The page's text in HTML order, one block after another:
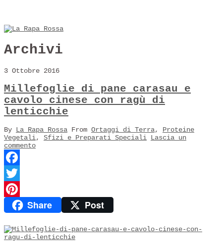
Archivi
3 Ottobre 2016
Millefoglie di pane carasau e
cavolo cinese con ragù di
lenticchie
By La Rapa Rossa From Ortaggi di Terra, Proteine
Vegetali, Sfizi e Preparati Speciali Lascia un
commento
Facebook
Twitter
PinterestShare Post